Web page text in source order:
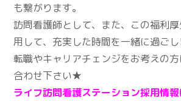
も繋がります。
訪問看護師として、また、この福利
用して、充実した時間を一緒に過ごし
転職やキャリアチェンジをお考えの
合わせ下さい★
ライフ訪問看護ステーション採用情